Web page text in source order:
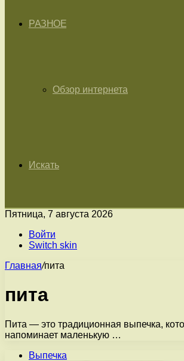
РАЗНОЕ
Обзор интернета
Искать
Пятница, 7 августа 2026
Войти
Switch skin
Главная/пита
пита
Пита — это традиционная выпечка,
напоминает маленькую …
Выпечка